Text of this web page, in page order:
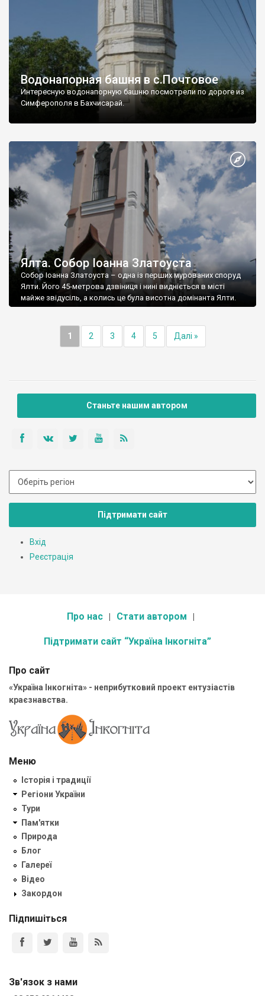
Водонапорная башня в с.Почтовое
Интересную водонапорную башню посмотрели по дороге из
Симферополя в Бахчисарай.
Ялта. Собор Іоанна Златоуста
Собор Іоанна Златоуста – одна із перших мурованих споруд
Ялти. Його 45-метрова дзвіниця і нині видніється в місті
майже звідусіль, а колись це була висотна домінанта Ялти.
1 2 3 4 5 Далі »
Станьте нашим автором
Підтримати сайт
Вхід
Реєстрація
Про нас Стати автором
Підтримати сайт “Україна Інкогніта”
Про сайт
«Україна Інкогніта» - неприбутковий проект ентузіастів
краєзнавства.
Меню
Історія і традиції
Регіони України
Тури
Пам'ятки
Природа
Блог
Галереї
Відео
Закордон
Підпишіться
Зв'язок з нами